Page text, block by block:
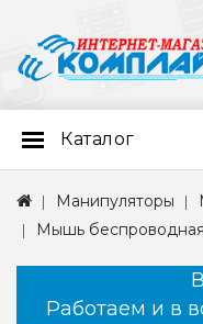
Каталог
Манипуляторы
Мышь
Работаем и в